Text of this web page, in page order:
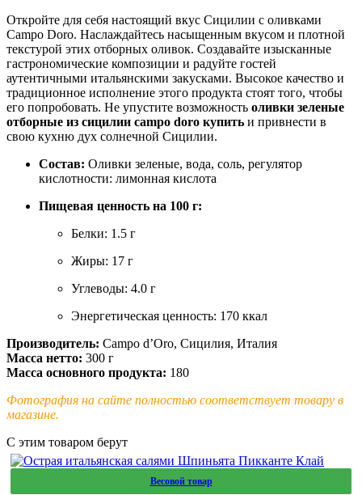
Откройте для себя настоящий вкус Сицилии с оливками
Campo Doro. Наслаждайтесь насыщенным вкусом и плотной
текстурой этих отборных оливок. Создавайте изысканные
гастрономические композиции и радуйте гостей
аутентичными итальянскими закусками. Высокое качество и
традиционное исполнение этого продукта стоят того, чтобы
его попробовать. Не упустите возможность оливки зеленые
отборные из сицилии campo doro купить и привнести в
свою кухню дух солнечной Сицилии.
Состав: Оливки зеленые, вода, соль, регулятор
кислотности: лимонная кислота
Пищевая ценность на 100 г:
Белки: 1.5 г
Жиры: 17 г
Углеводы: 4.0 г
Энергетическая ценность: 170 ккал
Производитель: Campo d’Oro, Сицилия, Италия
Масса нетто: 300 г
Масса основного продукта: 180
Фотография на сайте полностью соответствует товару в
магазине.
С этим товаром берут
Весовой товар